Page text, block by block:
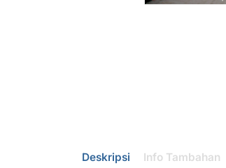
Deskripsi Info Tambahan